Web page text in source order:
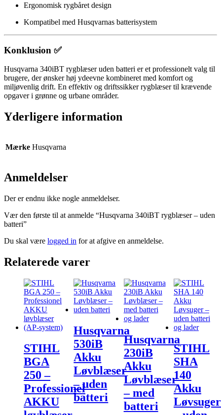
Ergonomisk rygbåret design
Kompatibel med Husqvarnas batterisystem
Konklusion ✅
Husqvarna 340iBT rygblæser uden batteri er et professionelt valg til
brugere, der ønsker høj ydeevne kombineret med komfort og
miljøvenlig drift. En effektiv og driftssikker rygblæser til krævende
opgaver i grønne og urbane områder.
Yderligere information
Mærke Husqvarna
Anmeldelser
Der er endnu ikke nogle anmeldelser.
Vær den første til at anmelde “Husqvarna 340iBT rygblæser – uden
batteri”
Du skal være logged in for at afgive en anmeldelse.
Relaterede varer
STIHL
BGA
250 –
Professionel
AKKU
Husqvarna
530iB
Akku
Løvblæser
– uden
batteri
Husqvarna
230iB
Akku
Løvblæser
– med
batteri
STIHL
SHA
140
Akku
Løvsuger